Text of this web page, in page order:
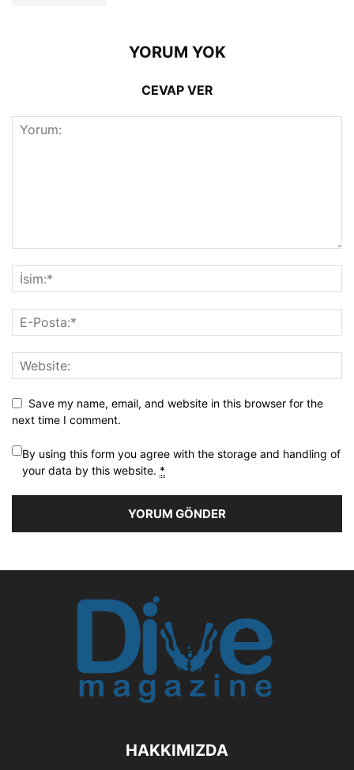
YORUM YOK
CEVAP VER
Save my name, email, and website in this browser for the
next time I comment.
By using this form you agree with the storage and handling of
your data by this website. *
HAKKIMIZDA